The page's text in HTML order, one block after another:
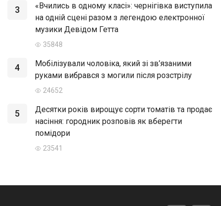
3
«Вчились в одному класі»: чернігівка виступила
на одній сцені разом з легендою електронної
музики Девідом Гетта
35848
4
Мобілізували чоловіка, який зі зв’язаними
руками вибрався з могили після розстрілу
24652
5
Десятки років вирощує сорти томатів та продає
насіння: городник розповів як вберегти
помідори
23541